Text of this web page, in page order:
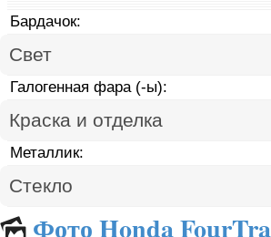
Бардачок:
Свет
Галогенная фара (-ы):
Краска и отделка
Металлик:
Стекло
🌄 Фото Honda